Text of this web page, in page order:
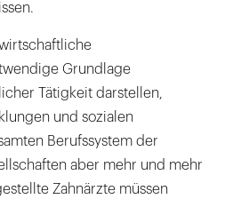
Grundlage
Tätigkeit darstellen,
und sozialen
Berufssystem der
aber mehr und mehr
Zahnärzte müssen